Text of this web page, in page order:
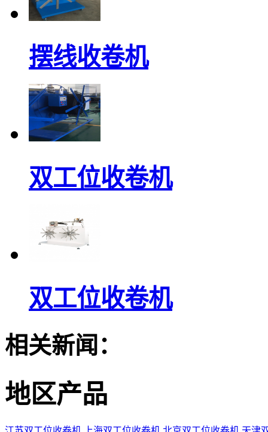
摆线收卷机
双工位收卷机
双工位收卷机
相关新闻：
地区产品